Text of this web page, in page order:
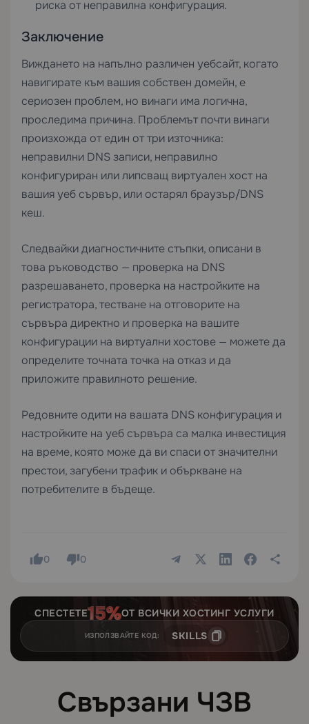
риска от неправилна конфигурация.
Заключение
Виждането на напълно различен уебсайт, когато
навигирате към вашия собствен домейн, е
сериозен проблем, но винаги има логична,
проследима причина. Проблемът почти винаги
произхожда от един от три източника:
неправилни DNS записи, неправилно
конфигуриран или липсващ виртуален хост на
вашия уеб сървър, или остарял браузър/DNS
кеш.
Следвайки диагностичните стъпки, описани в
това ръководство — проверка на DNS
разрешаването, проверка на настройките на
регистратора, тестване на отговорите на
сървъра директно и проверка на вашите
конфигурации на виртуални хостове — можете да
определите точната точка на отказ и да
приложите правилното решение.
Редовните одити на вашата DNS конфигурация и
настройките на уеб сървъра са малка инвестиция
на време, която може да ви спаси от значителни
престои, загубени трафик и объркване на
потребителите в бъдеще.
0 0
СПЕСТЕТЕ ОТ ВСИЧКИ ХОСТИНГ УСЛУГИ
ИЗПОЛЗВАЙТЕ КОД: SKILLS
Свързани ЧЗВ